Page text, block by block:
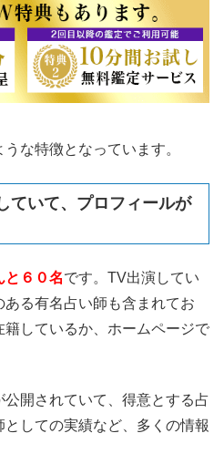
な特徴となっています。
ていて、プロフィールが
と６０名です。TV出演してい
る有名占い師も含まれてお
籍しているか、ホームページで
開されていて、得意とする占
しての実績など、多くの情報